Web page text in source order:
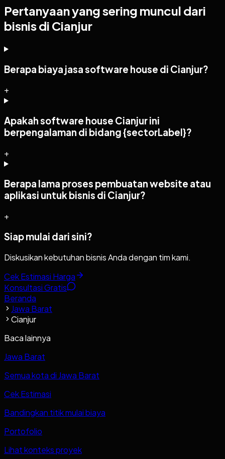
Pertanyaan yang sering muncul dari
bisnis di Cianjur
Berapa biaya jasa software house di Cianjur?
+
Apakah software house Cianjur ini
berpengalaman di bidang {sectorLabel}?
+
Berapa lama proses pembuatan website atau
aplikasi untuk bisnis di Cianjur?
+
Siap mulai dari sini?
Diskusikan kebutuhan bisnis Anda dengan tim kami.
Cek Estimasi Harga
Konsultasi Gratis
Beranda
Jawa Barat
Cianjur
Baca lainnya
Jawa Barat
Semua kota di Jawa Barat
Cek Estimasi
Bandingkan titik mulai biaya
Portofolio
Lihat konteks proyek